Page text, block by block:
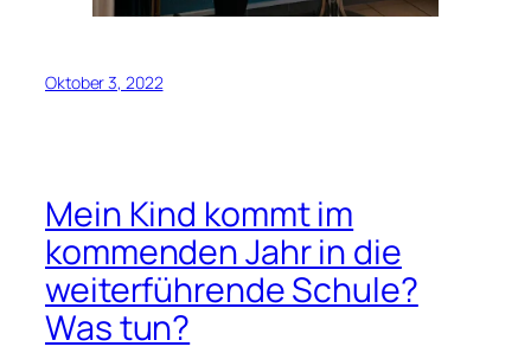
Oktober 3, 2022
Mein Kind kommt im
kommenden Jahr in die
weiterführende Schule?
Was tun?